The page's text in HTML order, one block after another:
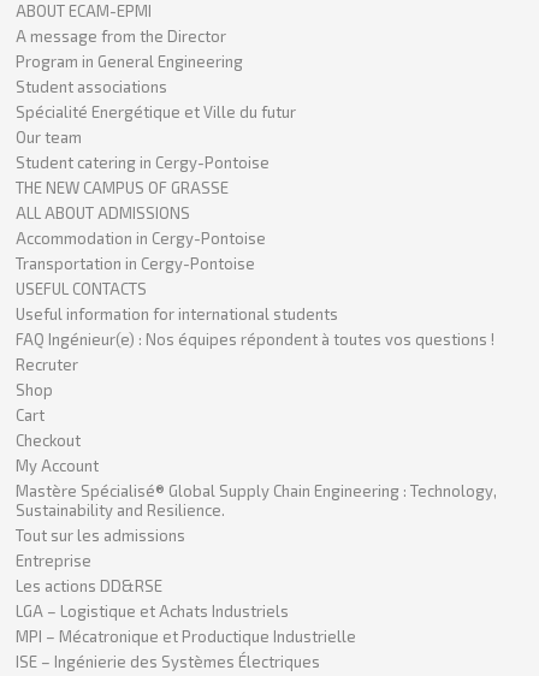
ABOUT ECAM-EPMI
A message from the Director
Program in General Engineering
Student associations
Spécialité Energétique et Ville du futur
Our team
Student catering in Cergy-Pontoise
THE NEW CAMPUS OF GRASSE
ALL ABOUT ADMISSIONS
Accommodation in Cergy-Pontoise
Transportation in Cergy-Pontoise
USEFUL CONTACTS
Useful information for international students
FAQ Ingénieur(e) : Nos équipes répondent à toutes vos questions !
Recruter
Shop
Cart
Checkout
My Account
Mastère Spécialisé® Global Supply Chain Engineering : Technology,
Sustainability and Resilience.
Tout sur les admissions
Entreprise
Les actions DD&RSE
LGA – Logistique et Achats Industriels
MPI – Mécatronique et Productique Industrielle
ISE – Ingénierie des Systèmes Électriques